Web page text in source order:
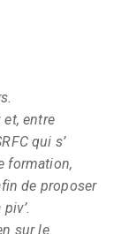
entre
qui s’
formation,
de proposer
sur le